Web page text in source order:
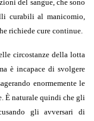
del sangue, che sono
curabili al manicomio,
richiede cure continue.
circostanze della lotta
è incapace di svolgere
enormemente le
È naturale quindi che gli
gli avversari di